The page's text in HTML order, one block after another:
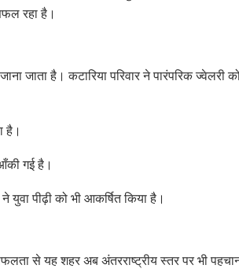
रहा है।
जाता है। कटारिया परिवार ने पारंपरिक ज्वेलरी
है।
गई है।
पीढ़ी को भी आकर्षित किया है।
से यह शहर अब अंतरराष्ट्रीय स्तर पर भी